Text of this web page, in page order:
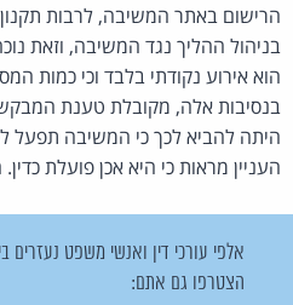
הרישום באתר המשיבה, לרבות
בניהול ההליך נגד המשיבה, וזאת
הוא אירוע נקודתי בלבד וכי כמות
בנסיבות אלה, מקובלת טענת
היתה להביא לכך כי המשיבה תפעל
העניין מראות כי היא אכן פועלת
אלפי עורכי דין ואנשי משפט נעזרים
הצטרפו גם אתם: